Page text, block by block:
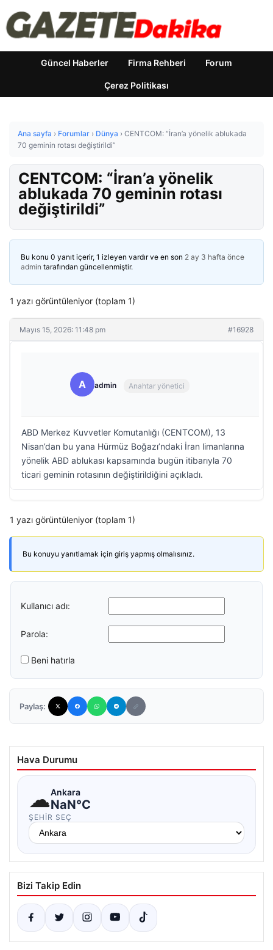
Güncel Haberler Firma Rehberi Forum
Çerez Politikası
Ana sayfa › Forumlar › Dünya › CENTCOM: “İran’a yönelik ablukada
70 geminin rotası değiştirildi”
CENTCOM: “İran’a yönelik
ablukada 70 geminin rotası
değiştirildi”
Bu konu 0 yanıt içerir, 1 izleyen vardır ve en son 2 ay 3 hafta önce
admin tarafından güncellenmiştir.
1 yazı görüntüleniyor (toplam 1)
Mayıs 15, 2026: 11:48 pm #16928
A admin Anahtar yönetici
ABD Merkez Kuvvetler Komutanlığı (CENTCOM), 13
Nisan’dan bu yana Hürmüz Boğazı’ndaki İran limanlarına
yönelik ABD ablukası kapsamında bugün itibarıyla 70
ticari geminin rotasının değiştirildiğini açıkladı.
1 yazı görüntüleniyor (toplam 1)
Bu konuyu yanıtlamak için giriş yapmış olmalısınız.
Kullanıcı adı:
Parola:
Beni hatırla
Paylaş:
Hava Durumu
☁Ankara
NaN°C
ŞEHIR SEÇ
Bizi Takip Edin